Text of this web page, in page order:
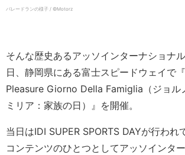
パレードランの様子 / ©️Motorz
そんな歴史あるアッソインターナショナ
日、静岡県にある富士スピードウェイで
Pleasure Giorno Della Famiglia（ジョル
ミリア：家族の日）』を開催。
当日はIDI SUPER SPORTS DAYが行われ
コンテンツのひとつとしてアッソインタ